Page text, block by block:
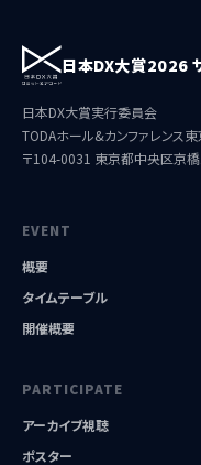
日本DX大賞2026
日本DX大賞実行委員会
TODAホール&カンファレンス東
〒104-0031 東京都中央区京
EVENT
概要
タイムテーブル
開催概要
PARTICIPATE
アーカイブ視聴
ポスター